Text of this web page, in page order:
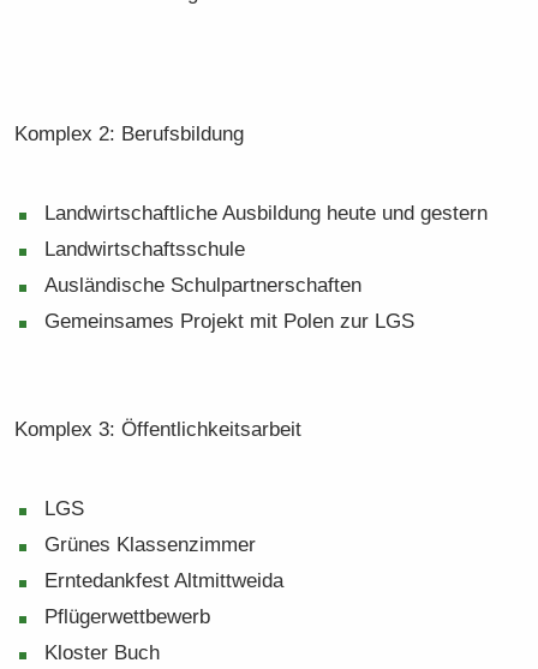
Kom­plex 2: Be­rufs­bil­dung
Land­wirt­schaft­li­che Aus­bil­dung heute und ges­tern
Land­wirt­schafts­schu­le
Aus­län­di­sche Schul­part­ner­schaf­ten
Ge­mein­sa­mes Pro­jekt mit Polen zur LGS
Kom­plex 3: Öf­fent­lich­keits­ar­beit
LGS
Grü­nes Klas­sen­zim­mer
Ern­te­dank­fest Alt­mitt­wei­da
Pflü­ger­wett­be­werb
Klos­ter Buch